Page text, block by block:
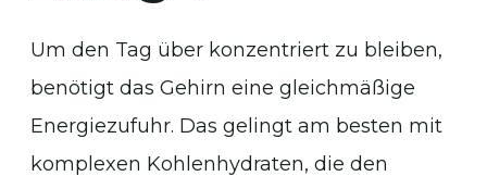
Um den Tag über konzentriert zu bleiben,
benötigt das Gehirn eine gleichmäßige
Energiezufuhr. Das gelingt am besten mit
komplexen Kohlenhydraten, die den